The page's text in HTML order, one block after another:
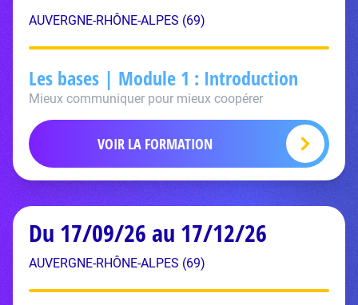
AUVERGNE-RHÔNE-ALPES (69)
Les bases | Module 1 : Introduction
Mieux communiquer pour mieux coopérer
VOIR LA FORMATION
Du 17/09/26 au 17/12/26
AUVERGNE-RHÔNE-ALPES (69)